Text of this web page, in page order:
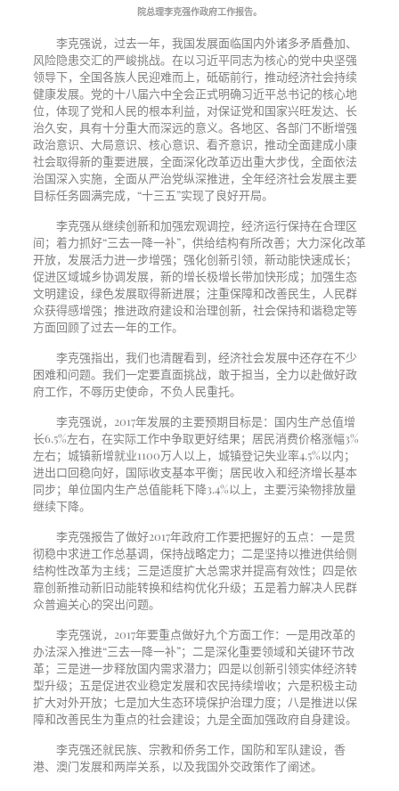
院总理李克强作政府工作报告。
李克强说，过去一年，我国发展面临国内外诸多矛盾叠加、
风险隐患交汇的严峻挑战。在以习近平同志为核心的党中央坚强
领导下，全国各族人民迎难而上，砥砺前行，推动经济社会持续
健康发展。党的十八届六中全会正式明确习近平总书记的核心地
位，体现了党和人民的根本利益，对保证党和国家兴旺发达、长
治久安，具有十分重大而深远的意义。各地区、各部门不断增强
政治意识、大局意识、核心意识、看齐意识，推动全面建成小康
社会取得新的重要进展，全面深化改革迈出重大步伐，全面依法
治国深入实施，全面从严治党纵深推进，全年经济社会发展主要
目标任务圆满完成，“十三五”实现了良好开局。
李克强从继续创新和加强宏观调控，经济运行保持在合理区
间；着力抓好“三去一降一补”，供给结构有所改善；大力深化改革
开放，发展活力进一步增强；强化创新引领，新动能快速成长；
促进区域城乡协调发展，新的增长极增长带加快形成；加强生态
文明建设，绿色发展取得新进展；注重保障和改善民生，人民群
众获得感增强；推进政府建设和治理创新，社会保持和谐稳定等
方面回顾了过去一年的工作。
李克强指出，我们也清醒看到，经济社会发展中还存在不少
困难和问题。我们一定要直面挑战，敢于担当，全力以赴做好政
府工作，不辱历史使命，不负人民重托。
李克强说，2017年发展的主要预期目标是：国内生产总值增
长6.5%左右，在实际工作中争取更好结果；居民消费价格涨幅3%
左右；城镇新增就业1100万人以上，城镇登记失业率4.5%以内；
进出口回稳向好，国际收支基本平衡；居民收入和经济增长基本
同步；单位国内生产总值能耗下降3.4%以上，主要污染物排放量
继续下降。
李克强报告了做好2017年政府工作要把握好的五点：一是贯
彻稳中求进工作总基调，保持战略定力；二是坚持以推进供给侧
结构性改革为主线；三是适度扩大总需求并提高有效性；四是依
靠创新推动新旧动能转换和结构优化升级；五是着力解决人民群
众普遍关心的突出问题。
李克强说，2017年要重点做好九个方面工作：一是用改革的
办法深入推进“三去一降一补”；二是深化重要领域和关键环节改
革；三是进一步释放国内需求潜力；四是以创新引领实体经济转
型升级；五是促进农业稳定发展和农民持续增收；六是积极主动
扩大对外开放；七是加大生态环境保护治理力度；八是推进以保
障和改善民生为重点的社会建设；九是全面加强政府自身建设。
李克强还就民族、宗教和侨务工作，国防和军队建设，香
港、澳门发展和两岸关系，以及我国外交政策作了阐述。